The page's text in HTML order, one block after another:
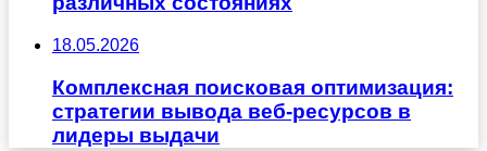
18.05.2026
Комплексная поисковая оптимизация:
стратегии вывода веб-ресурсов в
лидеры выдачи